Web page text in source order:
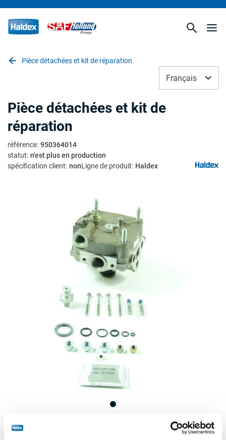
Pièce détachées et kit de réparation
Français
Pièce détachées et kit de
réparation
référence: 950364014
statut: n'est plus en production
spécification client: nonLigne de produit: Haldex
Prix : Pas de prix